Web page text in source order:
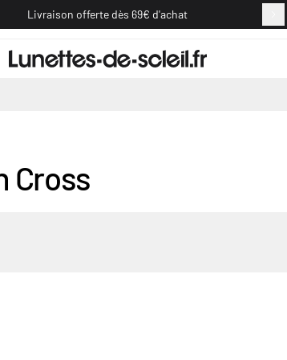
Livraison offerte dès 69€ d'achat
Cross